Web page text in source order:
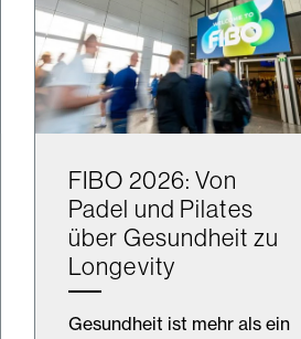
FIBO 2026: Von
Padel und Pilates
über Gesundheit zu
Longevity
Gesundheit ist mehr als ein